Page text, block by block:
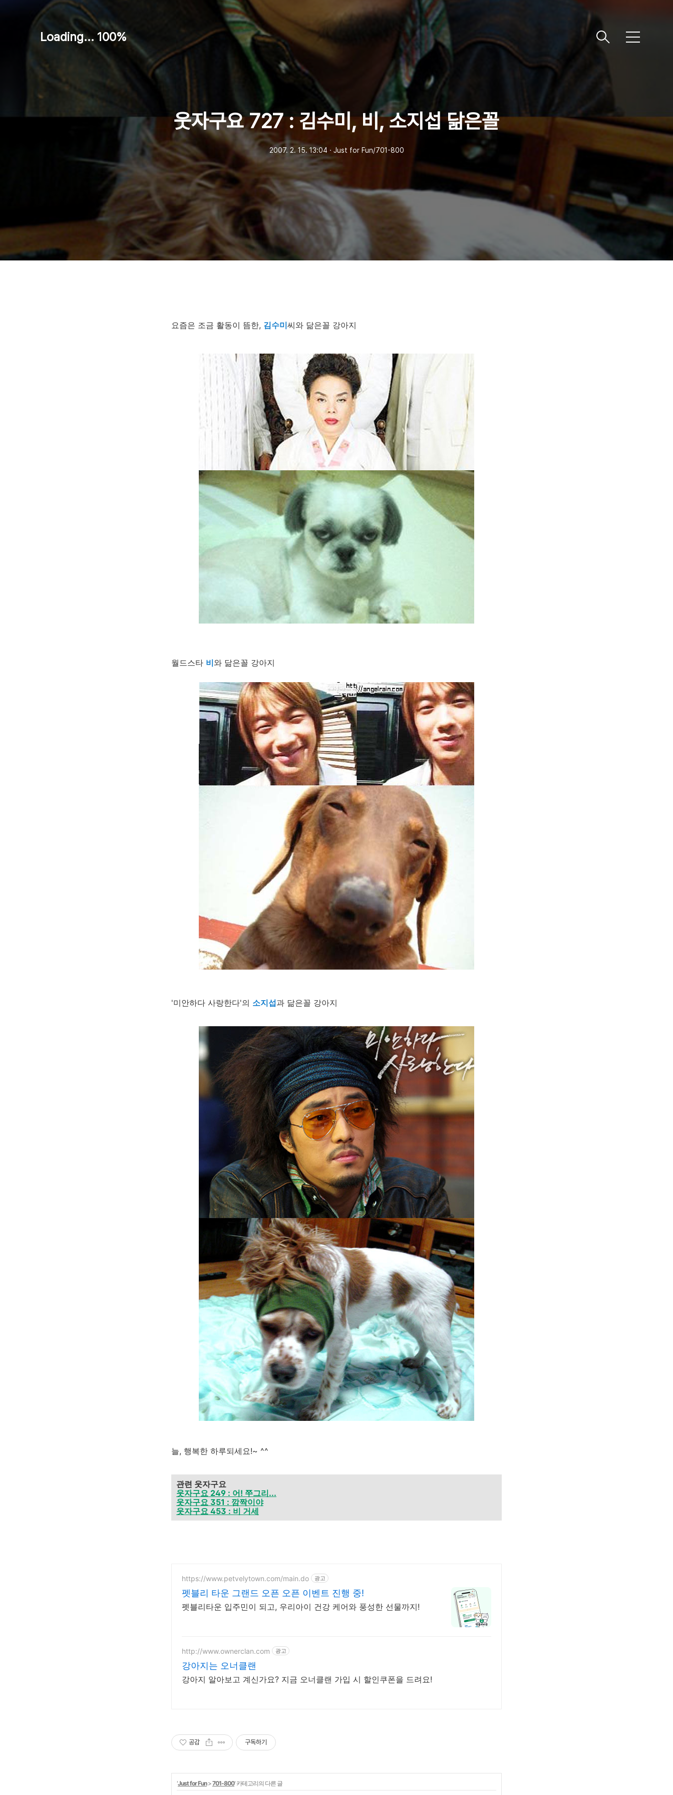
Loading... 100%
메
웃자구요 727 : 김수미, 비, 소지섭 닮은꼴
2007. 2. 15. 13:04 ㆍ Just for Fun/701-800
요즘은 조금 활동이 뜸한, 김수미씨와 닮은꼴 강아지
월드스타 비와 닮은꼴 강아지
'미안하다 사랑한다'의 소지섭과 닮은꼴 강아지
늘, 행복한 하루되세요!~ ^^
관련 웃자구요
웃자구요 249 : 어! 쭈그리...
웃자구요 351 : 깜짝이야
웃자구요 453 : 비 거세
https://www.petvelytown.com/main.do 광고
펫블리 타운 그랜드 오픈 오픈 이벤트 진행 중!
펫블리타운 입주민이 되고, 우리아이 건강 케어와 풍성한 선물까지!
http://www.ownerclan.com 광고
강아지는 오너클랜
강아지 알아보고 계신가요? 지금 오너클랜 가입 시 할인쿠폰을 드려요!
공감 구독하기
'Just for Fun>701-800' 카테고리의 다른 글